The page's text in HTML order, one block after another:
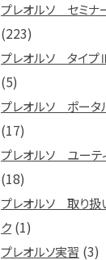
プレオルソ セミナ
(223)
プレオルソ タイ
(5)
プレオルソ ポータ
(17)
プレオルソ ユーテ
(18)
プレオルソ 取り扱
ク (1)
プレオルソ実習 (3)